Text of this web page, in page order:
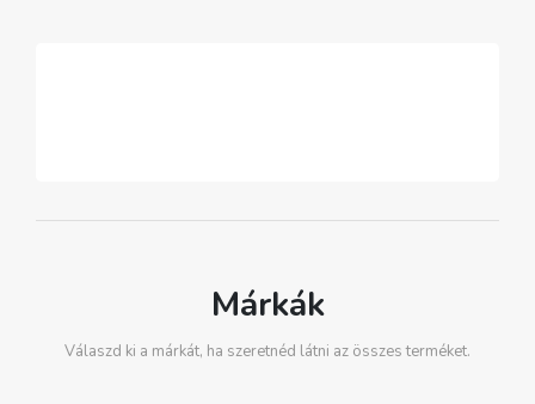
Márkák
Válaszd ki a márkát, ha szeretnéd látni az összes terméket.